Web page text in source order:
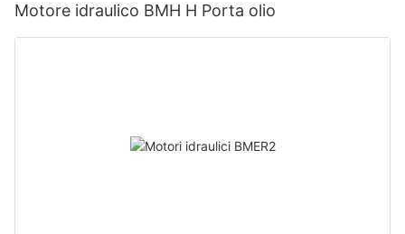
Motore idraulico BMH H Porta olio